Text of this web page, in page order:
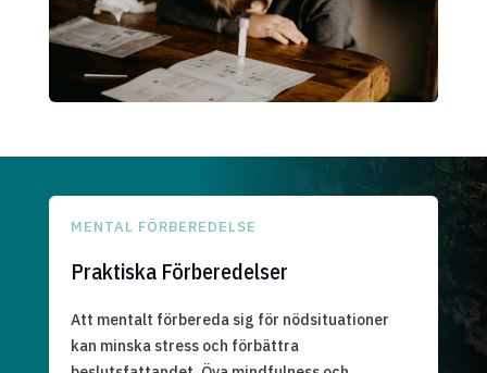
MENTAL FÖRBEREDELSE
Praktiska Förberedelser
Att mentalt förbereda sig för nödsituationer
kan minska stress och förbättra